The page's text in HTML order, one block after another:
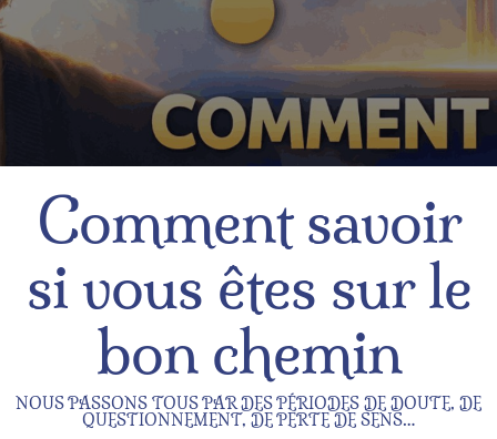
Comment savoir
si vous êtes sur le
bon chemin
NOUS PASSONS TOUS PAR DES PÉRIODES DE DOUTE, DE
QUESTIONNEMENT, DE PERTE DE SENS…